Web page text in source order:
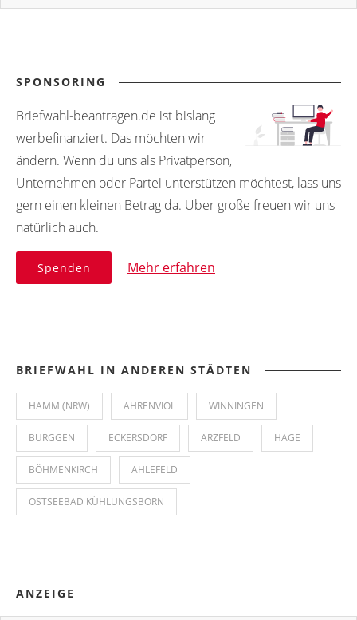
SPONSORING
Briefwahl-beantragen.de ist bislang
werbefinanziert. Das möchten wir
ändern. Wenn du uns als Privatperson,
Unternehmen oder Partei unterstützen möchtest, lass uns
gern einen kleinen Betrag da. Über große freuen wir uns
natürlich auch.
Spenden Mehr erfahren
BRIEFWAHL IN ANDEREN STÄDTEN
HAMM (NRW) AHRENVIÖL WINNINGEN
BURGGEN ECKERSDORF ARZFELD HAGE
BÖHMENKIRCH AHLEFELD
OSTSEEBAD KÜHLUNGSBORN
ANZEIGE